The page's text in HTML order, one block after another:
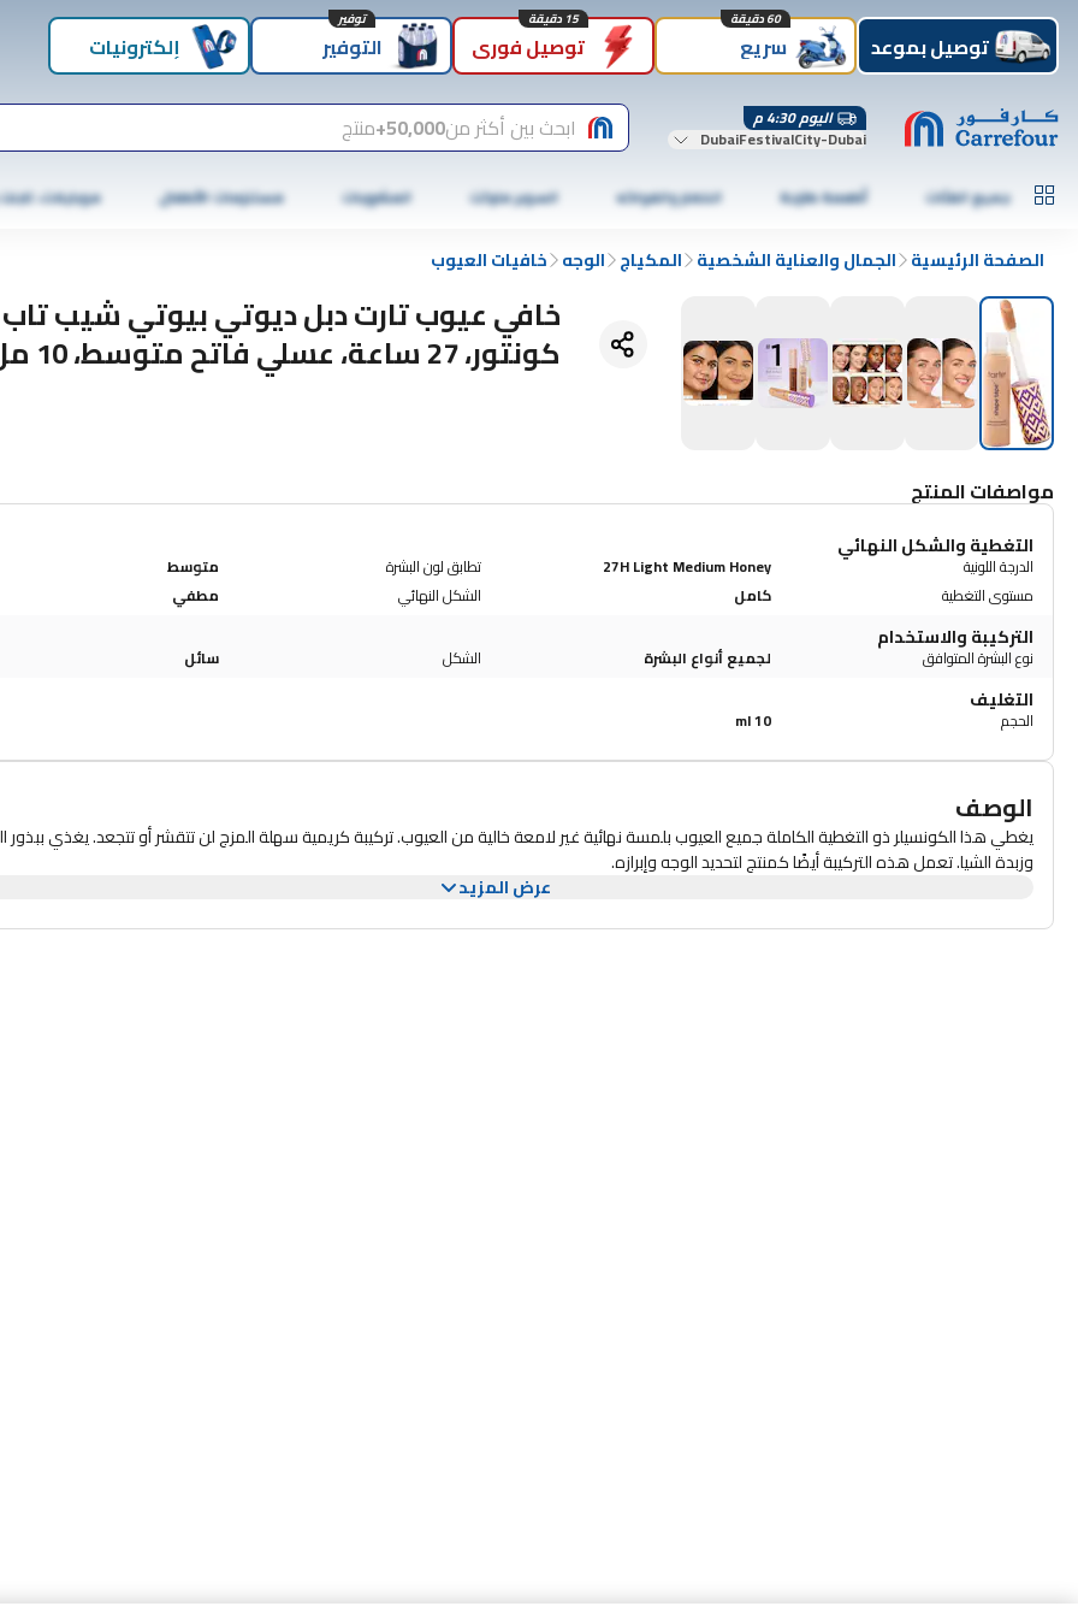
توصيل بموعد سريع
60 دقيقة
توصيل فوري
15 دقيقة
التوفير
توفير
إلكترونيات
اليوم 4:30 م
DubaiFestivalCity-Dubai ابحث بين أكثر من50,000+ منتج
جميع الفئات أطعمة طازجة الخضار والفواكه السوبر ماركت المشروبات مستلزمات الأطفال موبايلات،
الصفحة الرئيسية الجمال والعناية الشخصية المكياج الوجه خافيات العيوب
خافي عيوب تارت دبل ديوتي بيوتي شيب تاب
كونتور، 27 ساعة، عسلي فاتح متوسط، 10 مل
مواصفات المنتج
التغطية والشكل النهائي
الدرجة اللونية 27H Light Medium Honey تطابق لون البشرة
متوسط
مستوى التغطية
كامل الشكل النهائي مطفي
التركيبة والاستخدام
نوع البشرة المتوافق لجميع أنواع البشرة الشكل سائل
التغليف
الحجم 10 ml
الوصف
يغطي هذا الكونسيلر ذو التغطية الكاملة جميع العيوب بلمسة نهائية غير لامعة خالية من العيوب. تركيبة كريمية سهلة المزج لن تتقشر أو تتجعد. يغذي ببذور
وزبدة الشيا. تعمل هذه التركيبة أيضًا كمنتج لتحديد الوجه وإبرازه.
عرض المزيد